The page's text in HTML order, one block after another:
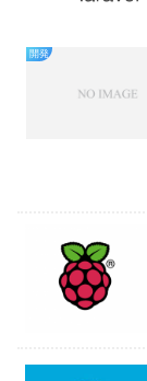
開発